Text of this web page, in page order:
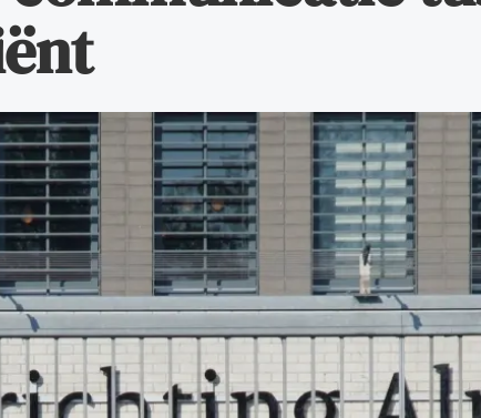
Ondersteuning voor advocaten bij hun
beroepsuitoefening: van de advocatenpas tot het
rechtsgebiedenregister en